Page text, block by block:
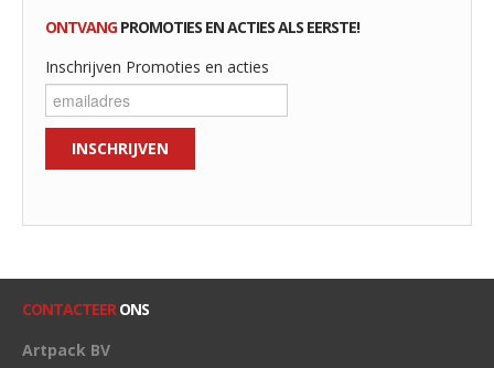
ONTVANGPROMOTIES EN ACTIES ALS EERSTE!
Inschrijven Promoties en acties
CONTACTEERONS
Artpack BV